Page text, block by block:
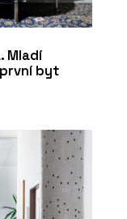
Mladí
byt